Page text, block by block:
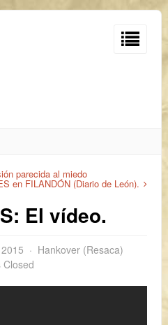
parecida al miedo
en FILANDÓN (Diario de León).
El vídeo.
Hankover (Resaca)
Closed